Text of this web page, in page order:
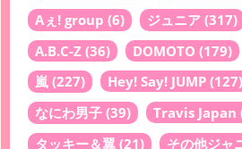
Aぇ! group (6) ジュニア (317)
A.B.C-Z (36) DOMOTO (179)
嵐 (227) Hey! Say! JUMP (127)
なにわ男子 (39) Travis Japan
タッキー＆翼 (21) その他ジャ